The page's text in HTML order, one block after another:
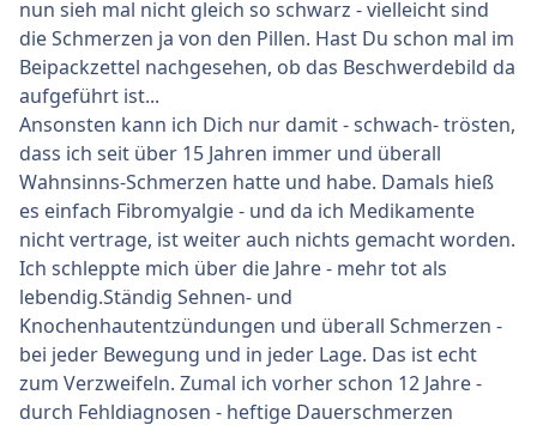
nun sieh mal nicht gleich so schwarz - vielleicht sind
die Schmerzen ja von den Pillen. Hast Du schon mal im
Beipackzettel nachgesehen, ob das Beschwerdebild da
aufgeführt ist...
Ansonsten kann ich Dich nur damit - schwach- trösten,
dass ich seit über 15 Jahren immer und überall
Wahnsinns-Schmerzen hatte und habe. Damals hieß
es einfach Fibromyalgie - und da ich Medikamente
nicht vertrage, ist weiter auch nichts gemacht worden.
Ich schleppte mich über die Jahre - mehr tot als
lebendig.Ständig Sehnen- und
Knochenhautentzündungen und überall Schmerzen -
bei jeder Bewegung und in jeder Lage. Das ist echt
zum Verzweifeln. Zumal ich vorher schon 12 Jahre -
durch Fehldiagnosen - heftige Dauerschmerzen